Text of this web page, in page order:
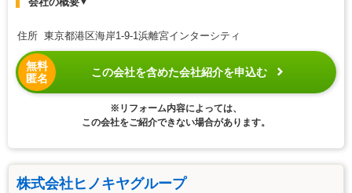
住所 東京都港区海岸1-9-1浜離宮インターシティ
無料
匿名
この会社を含めた会社紹介を申込む
※リフォーム内容によっては、
この会社をご紹介できない場合があります。
株式会社ヒノキヤグループ